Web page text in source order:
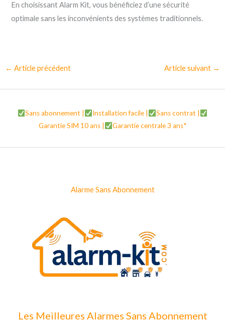
En choisissant Alarm Kit, vous bénéficiez d’une sécurité
optimale sans les inconvénients des systèmes traditionnels.
← Article précédent Article suivant →
Sans abonnement | Installation facile |
Sans contrat |
Garantie SIM 10 ans |
Garantie centrale 3 ans*
Alarme Sans Abonnement
Les Meilleures Alarmes Sans Abonnement